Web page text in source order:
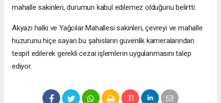
mahalle sakinleri, durumun kabul edilemez olduğunu belirtti.
Akyazı halkı ve Yağcılar Mahallesi sakinleri, çevreyi ve mahalle
huzurunu hiçe sayan bu şahısların güvenlik kameralarından
tespit edilerek gerekli cezai işlemlerin uygulanmasını talep
ediyor.